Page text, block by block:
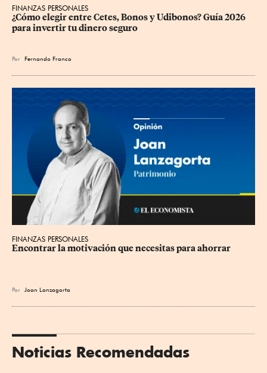
FINANZAS PERSONALES
¿Cómo elegir entre Cetes, Bonos y Udibonos? Guía 2026
para invertir tu dinero seguro
Por Fernando Franco
FINANZAS PERSONALES
Encontrar la motivación que necesitas para ahorrar
Por Joan Lanzagorta
Noticias Recomendadas